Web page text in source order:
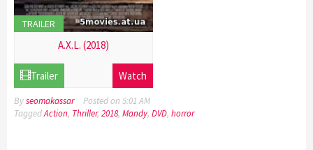
TRAILER
A.X.L. (2018)
2016
Trailer Watch
Byseomakassar Posted on 5:01 AM
TaggedAction, Thriller, 2018, Mandy, DVD, horror